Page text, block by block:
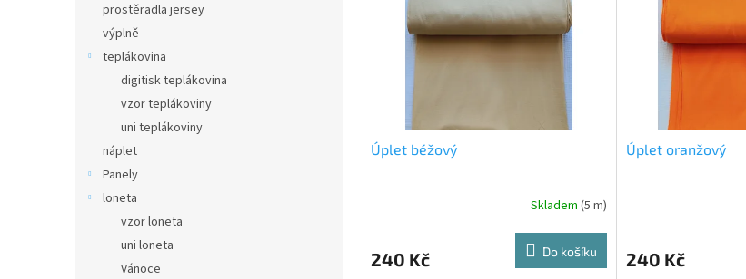
prostěradla jersey
výplně
teplákovina
digitisk teplákovina
vzor teplákoviny
uni teplákoviny
náplet
Panely
loneta
vzor loneta
uni loneta
Vánoce
Úplet béžový
Skladem (5 m)
240 Kč Do košíku
Úplet oranžový
240 Kč